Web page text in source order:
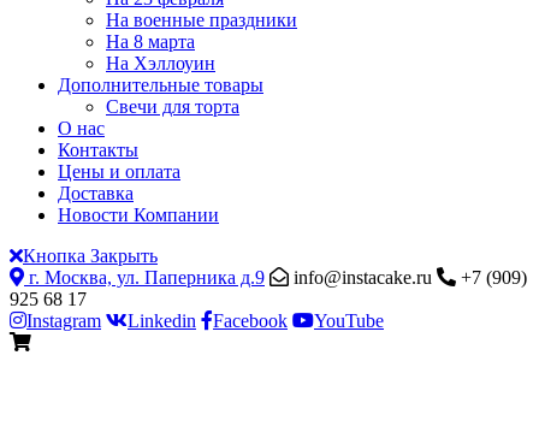
На военные праздники
На 8 марта
На Хэллоуин
Дополнительные товары
Свечи для торта
О нас
Контакты
Цены и оплата
Доставка
Новости Компании
Кнопка Закрыть
г. Москва, ул. Паперника д.9
info@instacake.ru
+7 (909)
925 68 17
Instagram
Linkedin Facebook YouTube